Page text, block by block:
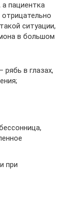
а пациентка
ситуации,
в большом
в глазах,
при